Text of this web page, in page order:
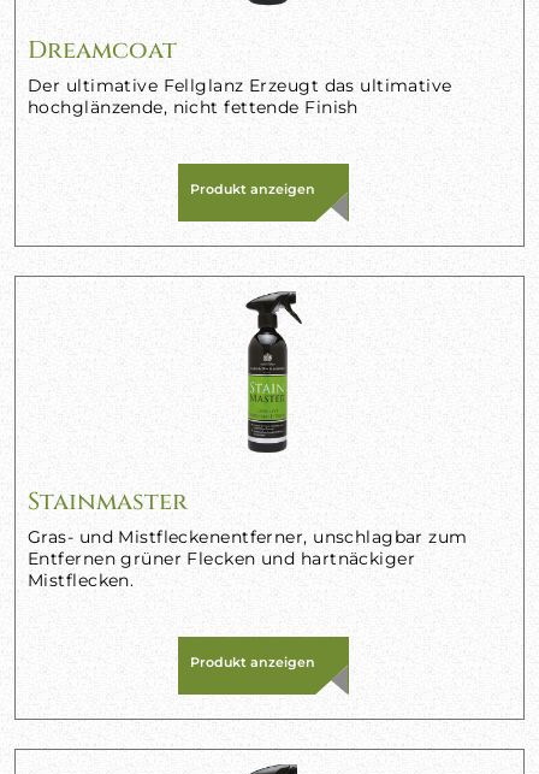
Dreamcoat
Der ultimative Fellglanz Erzeugt das ultimative
hochglänzende, nicht fettende Finish
Produkt anzeigen
Stainmaster
Gras- und Mistfleckenentferner, unschlagbar zum
Entfernen grüner Flecken und hartnäckiger
Mistflecken.
Produkt anzeigen